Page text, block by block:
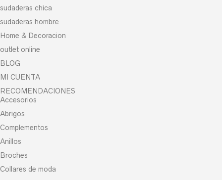
sudaderas chica
sudaderas hombre
Home & Decoracion
outlet online
BLOG
MI CUENTA
RECOMENDACIONES
Accesorios
Abrigos
Complementos
Anillos
Broches
Collares de moda